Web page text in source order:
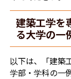
建築工学を
る大学の一
以下は、「建築
学部・学科の一